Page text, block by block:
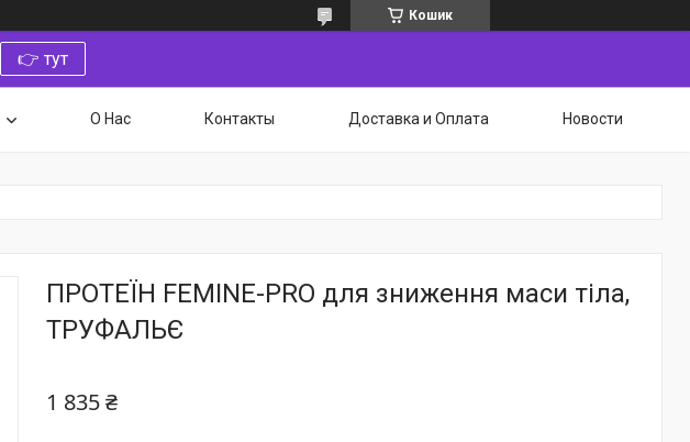
Кошик
👉 тут
О Нас Контакты Доставка и Оплата Новости
ПРОТЕЇН FEMINE-PRO для зниження маси тіла,
ТРУФАЛЬЄ
1 835 ₴